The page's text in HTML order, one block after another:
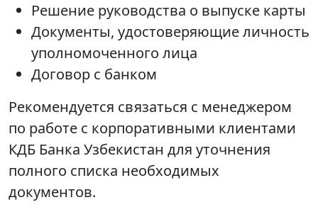
Решение руководства о выпуске карты
Документы, удостоверяющие личность
уполномоченного лица
Договор с банком
Рекомендуется связаться с менеджером
по работе с корпоративными клиентами
КДБ Банка Узбекистан для уточнения
полного списка необходимых
документов.